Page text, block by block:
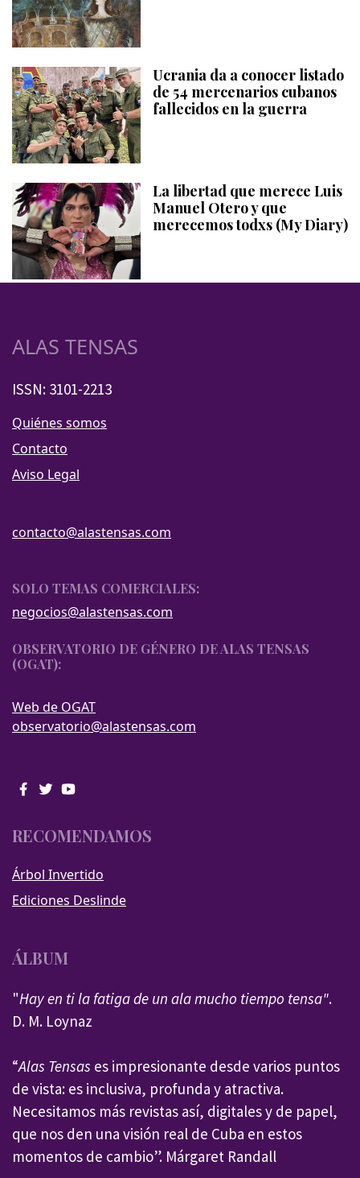
Ucrania da a conocer listado
de 54 mercenarios cubanos
fallecidos en la guerra
La libertad que merece Luis
Manuel Otero y que
merecemos todxs (My Diary)
ALAS TENSAS
ISSN: 3101-2213
Quiénes somos
Contacto
Aviso Legal
contacto@alastensas.com
SOLO TEMAS COMERCIALES:
negocios@alastensas.com
OBSERVATORIO DE GÉNERO DE ALAS TENSAS
(OGAT):
Web de OGAT
observatorio@alastensas.com
RECOMENDAMOS
Árbol Invertido
Ediciones Deslinde
ÁLBUM
"Hay en ti la fatiga de un ala mucho tiempo tensa".
D. M. Loynaz
“Alas Tensas es impresionante desde varios puntos
de vista: es inclusiva, profunda y atractiva.
Necesitamos más revistas así, digitales y de papel,
que nos den una visión real de Cuba en estos
momentos de cambio”. Márgaret Randall